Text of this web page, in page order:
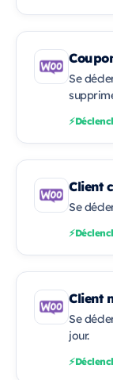
Se
Client
Se
Client
Se
jour.